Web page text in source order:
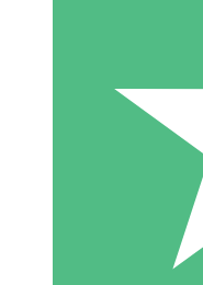
Paquetes
Paga según el uso con